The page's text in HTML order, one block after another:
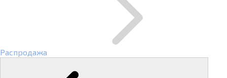
Распродажа